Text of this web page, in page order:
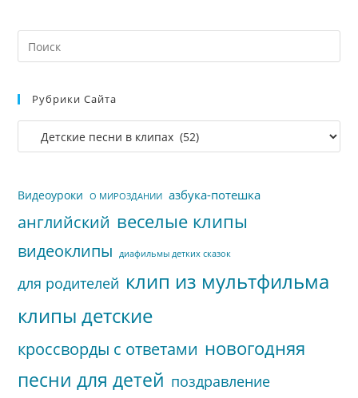
Рубрики Сайта
Рубрики
сайта
Видеоуроки О МИРОЗДАНИИ азбука-потешка
английский веселые клипы
видеоклипы диафильмы детких сказок
для родителей клип из мультфильма
клипы детские
кроссворды с ответами новогодняя
песни для детей поздравление